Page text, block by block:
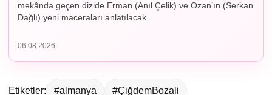
mekânda geçen dizide Erman (Anıl Çelik) ve Ozan’ın (Serkan
Dağlı) yeni maceraları anlatılacak.
06.08.2026
Etiketler: #almanya #ÇiğdemBozali